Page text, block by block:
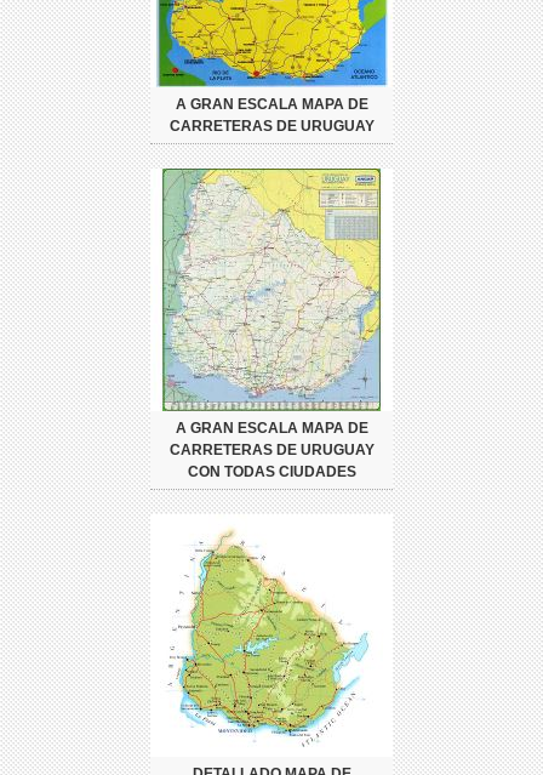
A GRAN ESCALA MAPA DE
CARRETERAS DE URUGUAY
A GRAN ESCALA MAPA DE
CARRETERAS DE URUGUAY
CON TODAS CIUDADES